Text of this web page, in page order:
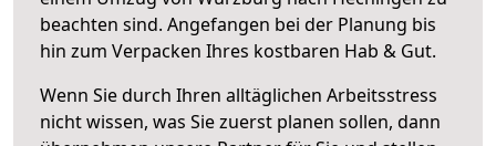
beachten sind. Angefangen bei der Planung bis
hin zum Verpacken Ihres kostbaren Hab & Gut.
Wenn Sie durch Ihren alltäglichen Arbeitsstress
nicht wissen, was Sie zuerst planen sollen, dann